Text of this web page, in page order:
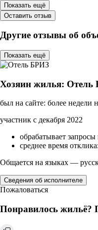
Показать ещё
Оставить отзыв
Другие отзывы об
Показать ещё
Хозяин жилья: Отель
был на сайте: более недели
участник с декабря 2022
обрабатывает запросы
среднее время
Общается на языках —
Сведения об исполнителе
Пожаловаться
Понравилось жильё?